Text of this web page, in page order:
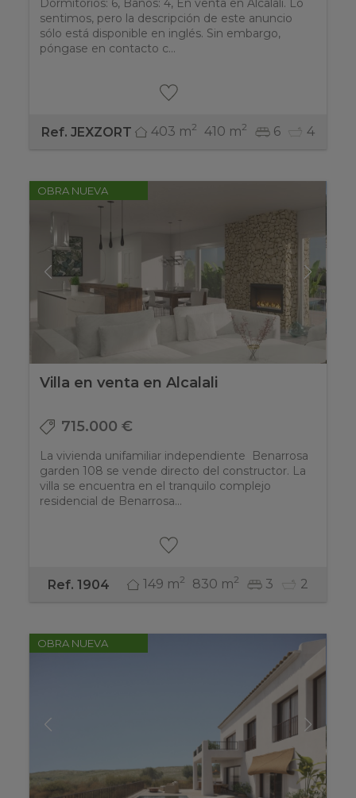
Dormitorios: 6, Baños: 4, En venta en Alcalali. Lo
sentimos, pero la descripción de este anuncio
sólo está disponible en inglés. Sin embargo,
póngase en contacto c...
Ref. JEXZORT 403 m2 410 m2 6 4
OBRA NUEVA
Villa en venta en Alcalali
715.000 €
La vivienda unifamiliar independiente Benarrosa
garden 108 se vende directo del constructor. La
villa se encuentra en el tranquilo complejo
residencial de Benarrosa...
Ref. 1904 149 m2 830 m2 3 2
OBRA NUEVA